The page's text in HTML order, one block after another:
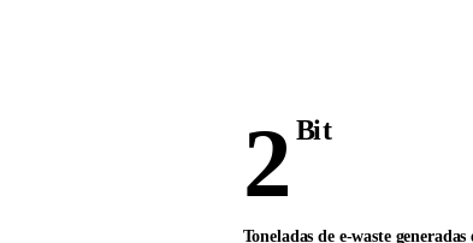
2 Bi t
Toneladas de e-waste